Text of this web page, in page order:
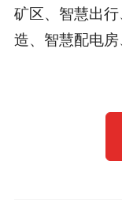
矿区、智慧出
造、智慧配电房